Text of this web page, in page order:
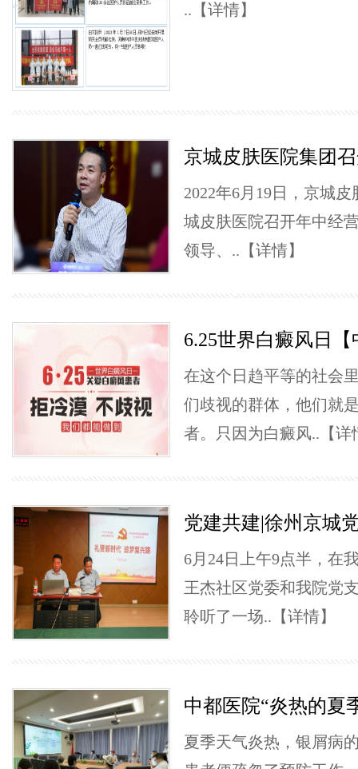
.. 【详情】
京城皮肤医院集团
2022年6月19日，京城
城皮肤医院召开年中经
领导、.. 【详情】
6.25世界白癜风日
在这个日趋平等的社会
们歧视的群体，他们就
者。只因为白癜风.. 【
党建共建|徐州京城
6月24日上午9点半，在
王杰社区党委和我院党
聆听了一场.. 【详情】
中都医院“炎热的夏
夏季天气炎热，银屑病